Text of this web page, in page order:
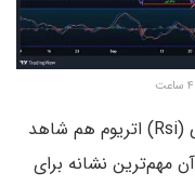
همانند بیت‌کوین در شاخص قدرت نسبی (Rsi) اتریوم هم شاهد
نشانه برای